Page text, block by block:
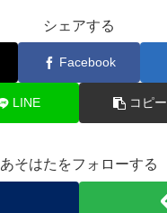
シェアする
Facebook
LINE コピー
あそはたをフォローする